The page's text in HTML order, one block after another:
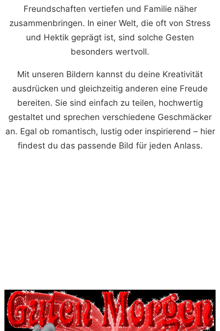
Freundschaften vertiefen und Familie näher
zusammenbringen. In einer Welt, die oft von Stress
und Hektik geprägt ist, sind solche Gesten
besonders wertvoll.
Mit unseren Bildern kannst du deine Kreativität
ausdrücken und gleichzeitig anderen eine Freude
bereiten. Sie sind einfach zu teilen, hochwertig
gestaltet und sprechen verschiedene Geschmäcker
an. Egal ob romantisch, lustig oder inspirierend – hier
findest du das passende Bild für jeden Anlass.